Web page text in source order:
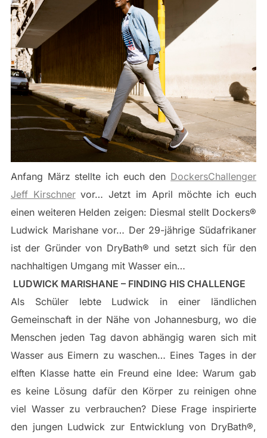
Anfang März stellte ich euch den DockersChallenger
Jeff Kirschnervor… Jetzt im April möchte ich euch
einen weiteren Helden zeigen: Diesmal stellt Dockers®​
Ludwick Marishane vor… Der 29-jährige Südafrikaner
ist der Gründer von DryBath®​ und setzt sich für den
nachhaltigen Umgang mit Wasser ein…
LUDWICK MARISHANE – FINDING HIS CHALLENGE
Als Schüler lebte Ludwick in einer ländlichen
Gemeinschaft in der Nähe von Johannesburg, wo die
Menschen jeden Tag davon abhängig waren sich mit
Wasser aus Eimern zu waschen… Eines Tages in der
elften Klasse hatte ein Freund eine Idee: Warum gab
es keine Lösung dafür den Körper zu reinigen ohne
viel Wasser zu verbrauchen? Diese Frage inspirierte
den jungen Ludwick zur Entwicklung von DryBath®​,